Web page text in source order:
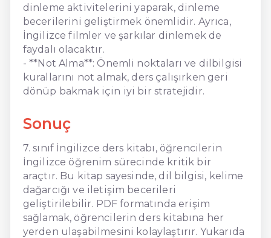
dinleme aktivitelerini yaparak, dinleme
becerilerini geliştirmek önemlidir. Ayrıca,
İngilizce filmler ve şarkılar dinlemek de
faydalı olacaktır.
- **Not Alma**: Önemli noktaları ve dilbilgisi
kurallarını not almak, ders çalışırken geri
dönüp bakmak için iyi bir stratejidir.
Sonuç
7. sınıf İngilizce ders kitabı, öğrencilerin
İngilizce öğrenim sürecinde kritik bir
araçtır. Bu kitap sayesinde, dil bilgisi, kelime
dağarcığı ve iletişim becerileri
geliştirilebilir. PDF formatında erişim
sağlamak, öğrencilerin ders kitabına her
yerden ulaşabilmesini kolaylaştırır. Yukarıda